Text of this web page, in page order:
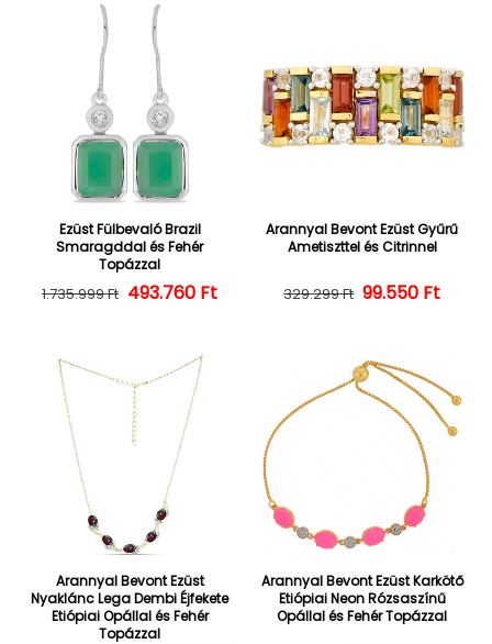
Ezüst Fülbevaló Brazil
Smaragddal és Fehér
Topázzal
Normál ár
1.735.999 Ft Kedvezményes ár
493.760 Ft
Arannyal Bevont Ezüst Gyűrű
Ametiszttel és Citrinnel
Normál ár
329.299 Ft 99.550 Ft
Arannyal Bevont Ezüst
Nyaklánc Lega Dembi Éjfekete
Etiópiai Opállal és Fehér
Topázzal
Arannyal Bevont Ezüst Karkötő
Etiópiai Neon Rózsaszínű
Opállal és Fehér Topázzal